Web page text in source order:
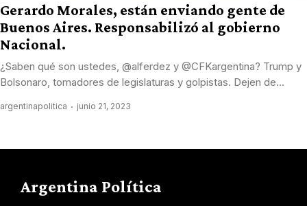
Gerardo Morales, están enviando gente de
Buenos Aires. Responsabilizó al gobierno
Nacional.
¿Saben qué son ustedes, @alferdez y @CFKargentina? Trump y
Bolsonaro, tomadores de legislaturas y golpistas. Dejen de...
argentinapolitica junio 21, 2023
Argentina Política